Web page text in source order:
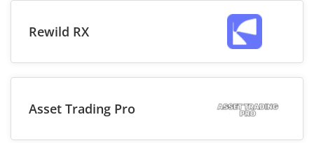
Rewild RX
Asset Trading Pro